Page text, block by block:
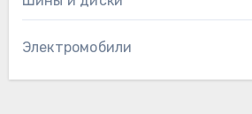
Электромобили